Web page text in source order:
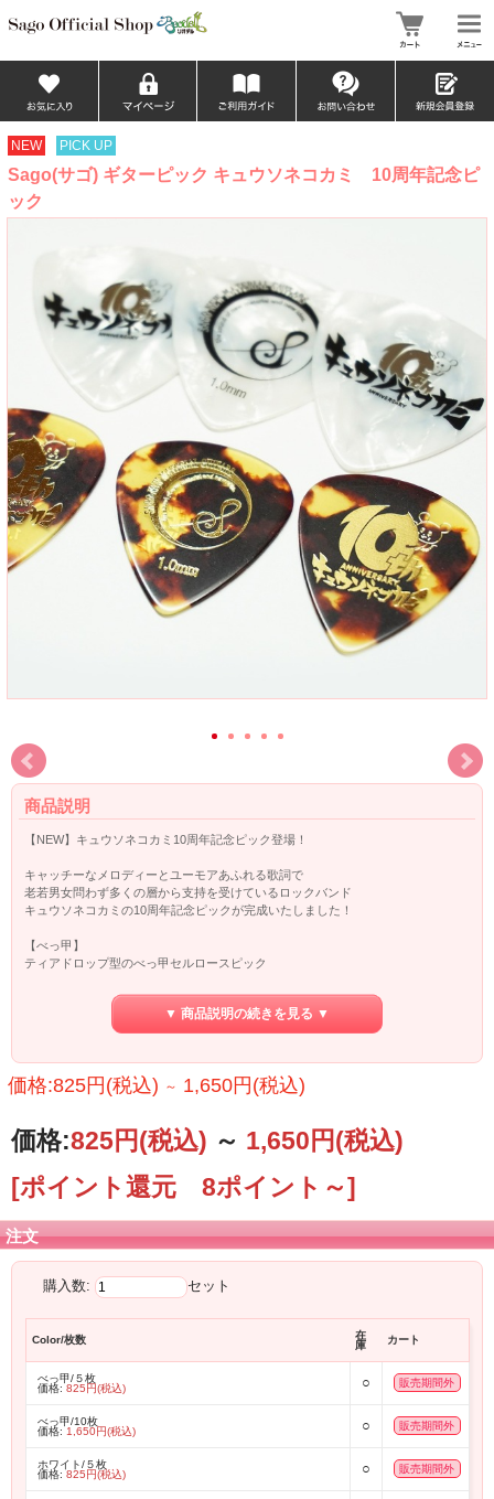
NEW PICK UP
Sago(サゴ) ギターピック キュウソネコカミ 10周年記念ピ
ック
商品説明
【NEW】キュウソネコカミ10周年記念ピック登場！
キャッチーなメロディーとユーモアあふれる歌詞で
老若男女問わず多くの層から支持を受けているロックバンド
キュウソネコカミの10周年記念ピックが完成いたしました！
【べっ甲】
ティアドロップ型のべっ甲セルロースピック
大きく描かれたインパクトのある「10」の文字に
かわいく顔を出すねずみくん。
ぜひこの機会にゲットしてください！
トライアングル型の美しいホワイトパールピック。
全体的に落ち着いた色合いながら、
「10」の文字だけはきらきら輝くシルバーがアクセント。
大きく持ちやすいトライアングル型は1枚は持っておきたいです。
※5枚セット売りとなります。
【べっ甲×ホワイトパールセット】
どっちも欲しい！けど合わせて10枚もいらない。。
そんなあなたにお勧めの2種類セット！
ぜひゲットしてください！
▼ 商品説明の続きを見る ▼
価格:825円(税込) ～ 1,650円(税込)
価格:825円(税込) ～ 1,650円(税込)
[ポイント還元 8ポイント～]
注文
購入数: セット
Color/枚数
在
庫
カート
べっ甲/５枚
価格: 825円(税込) ○ 販売期間外
べっ甲/10枚
価格: 1,650円(税込) ○ 販売期間外
ホワイト/５枚
価格:825円(税込) ○ 販売期間外